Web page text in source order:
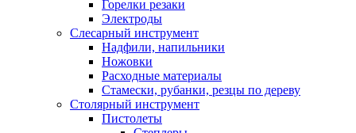
Горелки резаки
Электроды
Слесарный инструмент
Надфили, напильники
Ножовки
Расходные материалы
Стамески, рубанки, резцы по дереву
Столярный инструмент
Пистолеты